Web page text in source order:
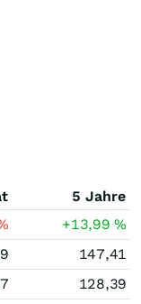
5 Jahre
+13,99%
147,41
128,39